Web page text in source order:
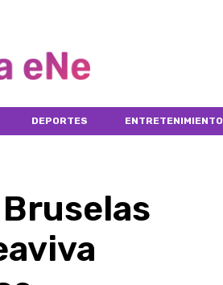
DEPORTES ENTRETENIMIENTO